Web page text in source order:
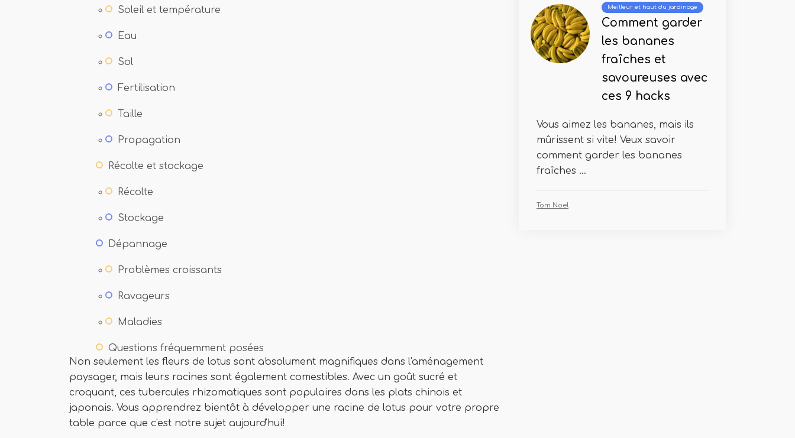
Soleil et température
Eau
Sol
Fertilisation
Taille
Propagation
Récolte et stockage
Récolte
Stockage
Dépannage
Problèmes croissants
Ravageurs
Maladies
Questions fréquemment posées
Non seulement les fleurs de lotus sont absolument magnifiques dans l'aménagement
paysager, mais leurs racines sont également comestibles. Avec un goût sucré et
croquant, ces tubercules rhizomatiques sont populaires dans les plats chinois et
japonais. Vous apprendrez bientôt à développer une racine de lotus pour votre propre
table parce que c'est notre sujet aujourd'hui!
Meilleur et haut du jardinage
Comment garder
les bananes
fraîches et
savoureuses avec
ces 9 hacks
Vous aimez les bananes, mais ils
mûrissent si vite! Veux savoir
comment garder les bananes
fraîches ...
Tom Noel